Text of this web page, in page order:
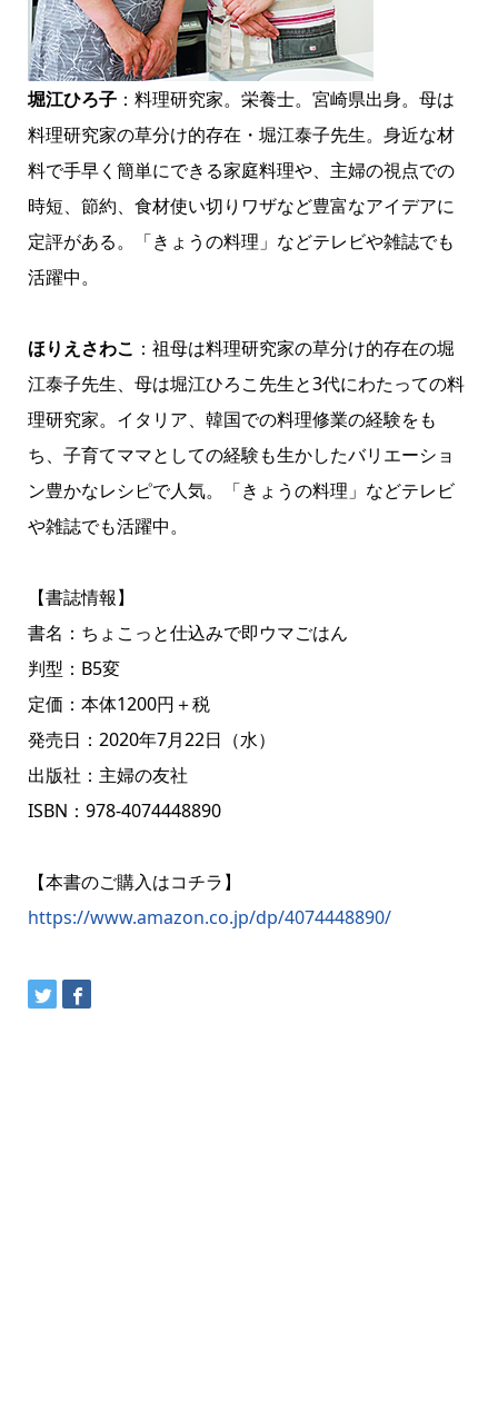
堀江ひろ子：料理研究家。栄養士。宮崎県出身。母は
料理研究家の草分け的存在・堀江泰子先生。身近な材
料で手早く簡単にできる家庭料理や、主婦の視点での
時短、節約、食材使い切りワザなど豊富なアイデアに
定評がある。「きょうの料理」などテレビや雑誌でも
活躍中。
ほりえさわこ ：祖母は料理研究家の草分け的存在の堀
江泰子先生、母は堀江ひろこ先生と3代にわたっての料
理研究家。イタリア、韓国での料理修業の経験をも
ち、子育てママとしての経験も生かしたバリエーショ
ン豊かなレシピで人気。「きょうの料理」などテレビ
や雑誌でも活躍中。
【書誌情報】
書名：ちょこっと仕込みで即ウマごはん
判型：B5変
定価：本体1200円＋税
発売日：2020年7月22日（水）
出版社：主婦の友社
ISBN：978-4074448890
【本書のご購入はコチラ】
https://www.amazon.co.jp/dp/4074448890/